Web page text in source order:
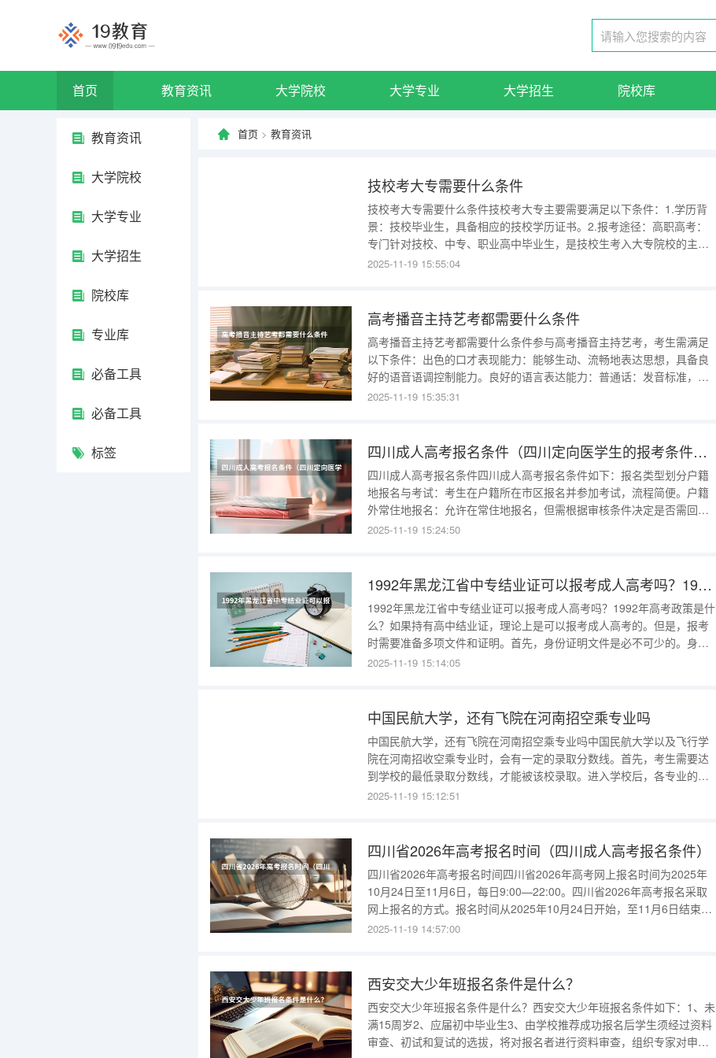
首页 教育资讯 大学院校 大学专业 大学招生 院校库
教育资讯
大学院校
大学专业
大学招生
院校库
专业库
必备工具
必备工具
标签
首页 > 教育资讯
技校考大专需要什么条件
技校考大专需要什么条件技校考大专主要需要满足以下条件：1.学历背
景：技校毕业生，具备相应的技校学历证书。2.报考途径：高职高考：
专门针对技校、中专、职业高中毕业生，是技校生考入大专院校的主要
途径之一。普通高考：虽然竞争压力大，但技校生如具备相应学习能力
2025-11-19 15:55:04
高考播音主持艺考都需要什么条件
高考播音主持艺考都需要什么条件参与高考播音主持艺考，考生需满足
以下条件：出色的口才表现能力：能够生动、流畅地表达思想，具备良
好的语音语调控制能力。良好的语言表达能力：普通话：发音标准，吐
字清晰。地方方言及外语：根据考试要求，可能需要掌握一定的方言或
2025-11-19 15:35:31
四川成人高考报名条件（四川定向医学生的报考条件和要求）
四川成人高考报名条件四川成人高考报名条件如下：报名类型划分户籍
地报名与考试：考生在户籍所在市区报名并参加考试，流程简便。户籍
外常住地报名：允许在常住地报名，但需根据审核条件决定是否需回户
籍地考试。前置学历要求高起专：需具备高中毕业文化程度或同等学历
2025-11-19 15:24:50
1992年黑龙江省中专结业证可以报考成人高考吗？1992年高考政策是什么？
1992年黑龙江省中专结业证可以报考成人高考吗？1992年高考政策是什
么？如果持有高中结业证，理论上是可以报考成人高考的。但是，报考
时需要准备多项文件和证明。首先，身份证明文件是必不可少的。身份
证是基本的证明文件，考生需提供原件及复印件。如果身份证丢失，应
次，
2025-11-19 15:14:05
中国民航大学，还有飞院在河南招空乘专业吗
中国民航大学，还有飞院在河南招空乘专业吗中国民航大学以及飞行学
院在河南招收空乘专业时，会有一定的录取分数线。首先，考生需要达
到学校的最低录取分数线，才能被该校录取。进入学校后，各专业的录
取分数线没有明确标出，但可以大致了解，最低的空乘专业分数线可能
明确标注，但
2025-11-19 15:12:51
四川省2026年高考报名时间（四川成人高考报名条件）
四川省2026年高考报名时间四川省2026年高考网上报名时间为2025年
10月24日至11月6日，每日9:00—22:00。四川省2026年高考报名采取
网上报名的方式。报名时间从2025年10月24日开始，至11月6日结束，
且在每天的9:00到22:00期间可以进行报名操作。同时需要注意的是，艺
2025-11-19 14:57:00
西安交大少年班报名条件是什么？
西安交大少年班报名条件是什么？西安交大少年班报名条件如下：1、未
满15周岁2、应届初中毕业生3、由学校推荐成功报名后学生须经过资料
审查、初试和复试的选拔，将对报名者进行资料审查，组织专家对申请